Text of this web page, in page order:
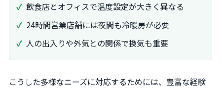
飲食店とオフィスで温度設定が大きく異なる
24時間営業店舗には夜間も冷暖房が必要
人の出入りや外気との関係で換気も重要
こうした多様なニーズに対応するためには、豊富な経験